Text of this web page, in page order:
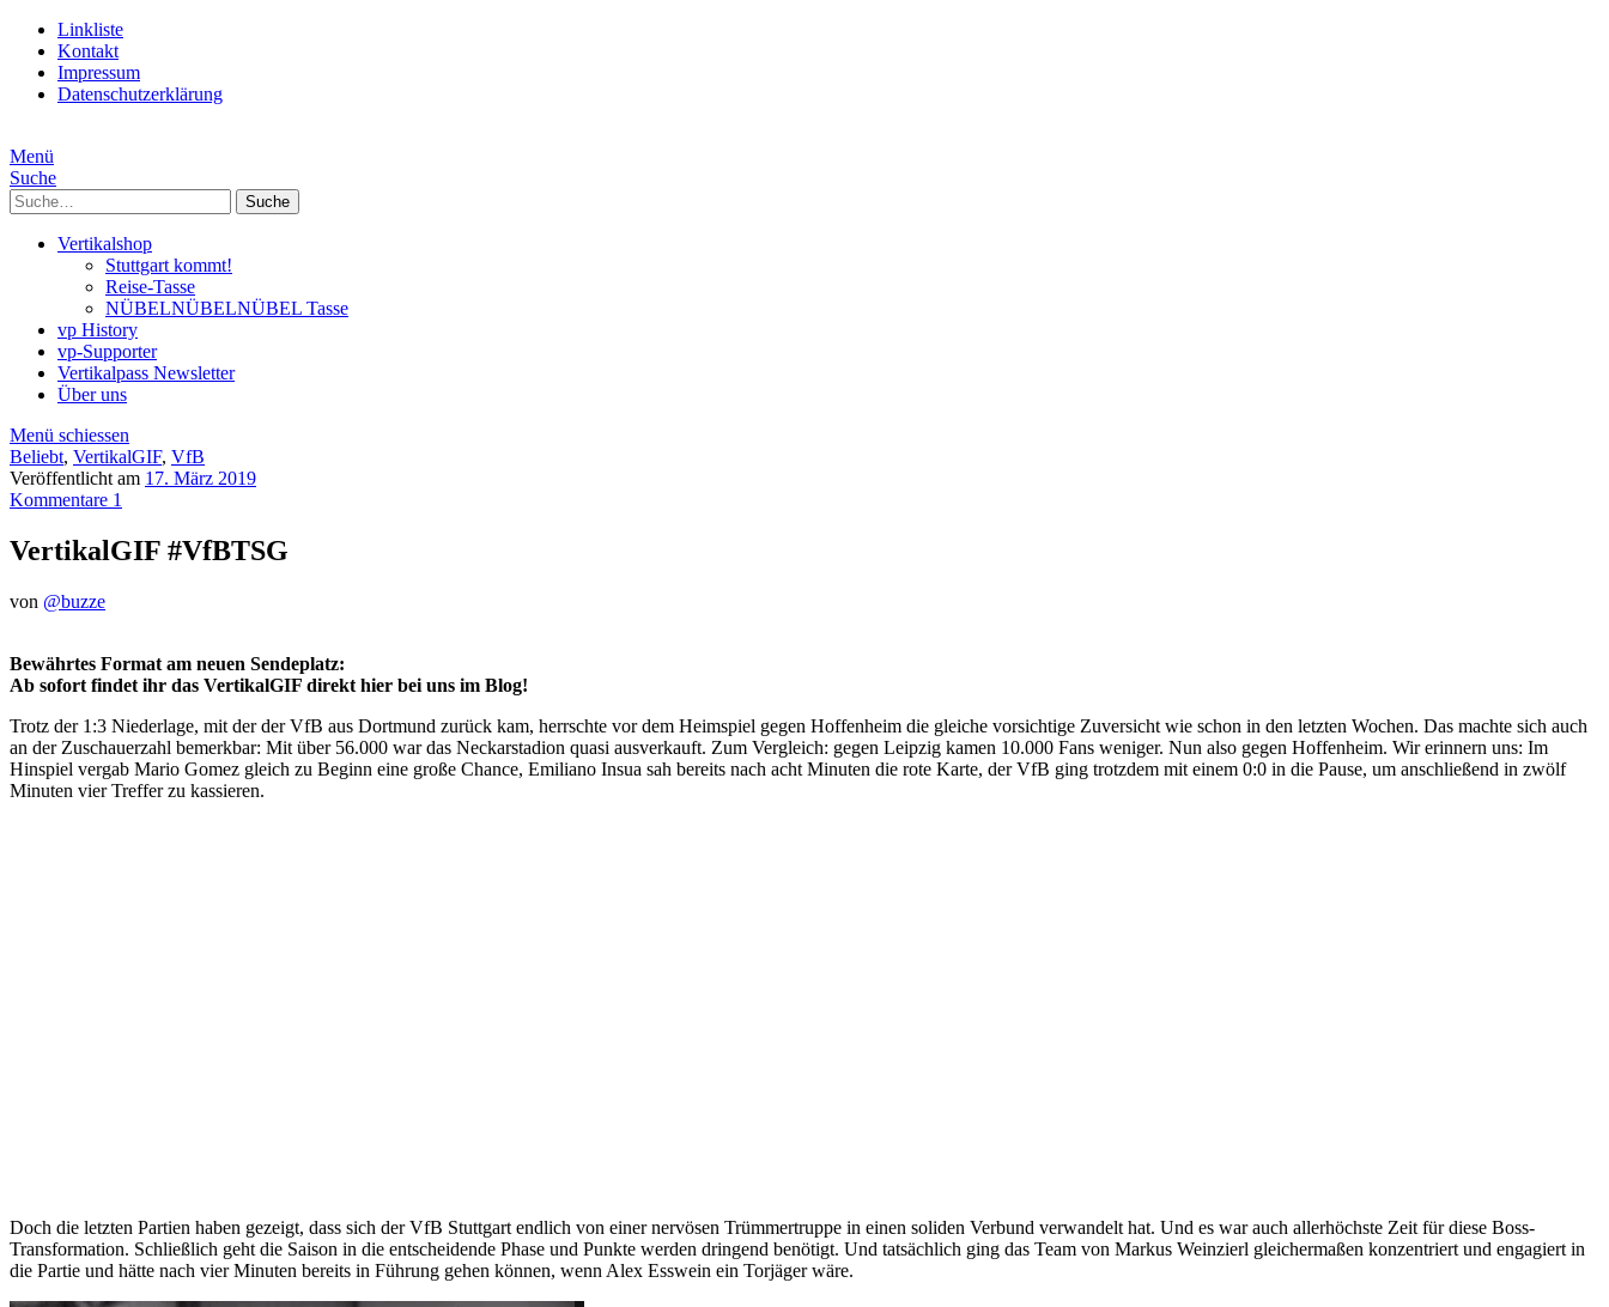
Linkliste
Kontakt
Impressum
Datenschutzerklärung
Menü
Suche
Suche
Vertikalshop
Stuttgart kommt!
Reise-Tasse
NÜBELNÜBELNÜBEL Tasse
vp History
vp-Supporter
Vertikalpass Newsletter
Über uns
Menü schiessen
Beliebt, VertikalGIF, VfB
Veröffentlicht am 17. März 2019
Kommentare 1
VertikalGIF #VfBTSG
von @buzze
Bewährtes Format am neuen Sendeplatz:
Ab sofort findet ihr das VertikalGIF direkt hier bei uns im Blog!
Trotz der 1:3 Niederlage, mit der der VfB aus Dortmund zurück kam, herrschte vor dem Heimspiel gegen Hoffenheim die gleiche vorsichtige Zuversicht wie schon in den letzten Wochen. Das machte sich auch
an der Zuschauerzahl bemerkbar: Mit über 56.000 war das Neckarstadion quasi ausverkauft. Zum Vergleich: gegen Leipzig kamen 10.000 Fans weniger. Nun also gegen Hoffenheim. Wir erinnern uns: Im
Hinspiel vergab Mario Gomez gleich zu Beginn eine große Chance, Emiliano Insua sah bereits nach acht Minuten die rote Karte, der VfB ging trotzdem mit einem 0:0 in die Pause, um anschließend in zwölf
Minuten vier Treffer zu kassieren.
Doch die letzten Partien haben gezeigt, dass sich der VfB Stuttgart endlich von einer nervösen Trümmertruppe in einen soliden Verbund verwandelt hat. Und es war auch allerhöchste Zeit für diese Boss-
Transformation. Schließlich geht die Saison in die entscheidende Phase und Punkte werden dringend benötigt. Und tatsächlich ging das Team von Markus Weinzierl gleichermaßen konzentriert und engagiert in
die Partie und hätte nach vier Minuten bereits in Führung gehen können, wenn Alex Esswein ein Torjäger wäre.